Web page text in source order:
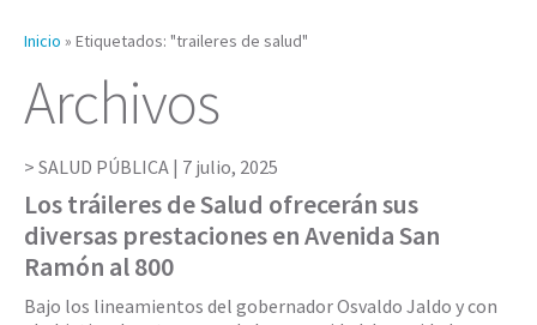
Inicio » Etiquetados: "traileres de salud"
Archivos
SALUD PÚBLICA | 7 julio, 2025
Los tráileres de Salud ofrecerán sus
diversas prestaciones en Avenida San
Ramón al 800
Bajo los lineamientos del gobernador Osvaldo Jaldo y con